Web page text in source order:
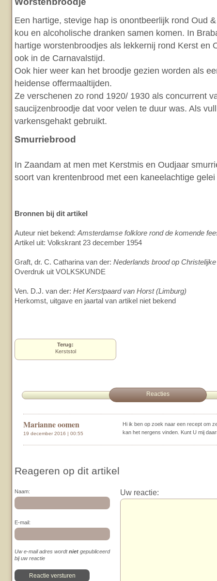
Een hartige, stevige hap is onontbeerlijk rond Oud
kou en alcoholische dranken samen komen. In
hartige worstenbroodjes als lekkernij rond Kerst en
ook in de Carnavalstijd.
Ook hier weer kan het broodje gezien worden als
heidense offermaaltijden.
Ze verschenen zo rond 1920/ 1930 als concurrent
saucijzenbroodje dat voor velen te duur was. Als
varkensgehakt gebruikt.
Smurriebrood
In Zaandam at men met Kerstmis en Oudjaar
soort van krentenbrood met een kaneelachtige
Bronnen bij dit artikel
Auteur niet bekend: Amsterdamse folklore rond de komende
Artikel uit: Volkskrant 23 december 1954
Graft, dr. C. Catharina van der: Nederlands brood op
Overdruk uit VOLKSKUNDE
Ven. D.J. van der: Het Kerstpaard van Horst (Limburg)
Herkomst, uitgave en jaartal van artikel niet bekend
Terug:
Kerststol
Reacties
Marianne oomen
19 december 2016 | 00:55
Hi ik ben op zoek naar een recept om
kan het nergens vinden. Kunt U mij
Reageren op dit artikel
Naam:
E-mail:
Uw e-mail adres wordtniet gepubliceerd
bij uw reactie
Uw reactie: